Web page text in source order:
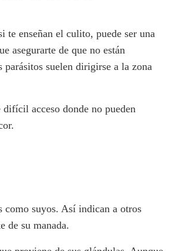
te enseñan el culito, puede ser una
asegurarte de que no están
parásitos suelen dirigirse a la zona
acceso donde no pueden
como suyos. Así indican a otros
de su manada.